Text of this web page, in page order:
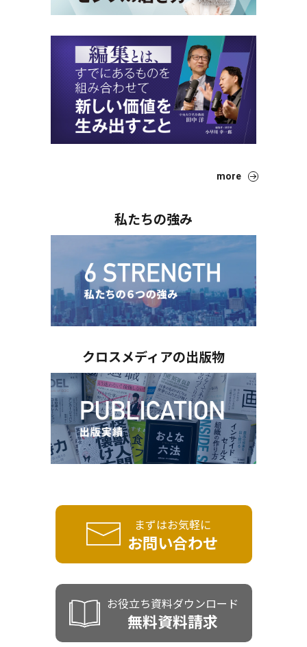
more
私たちの強み
クロスメディアの出版物
まずはお気軽に
お問い合わせ
お役立ち資料ダウンロード
無料資料請求